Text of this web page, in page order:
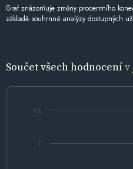
Graf znázorňuje změny procentního
základě souhrnné analýzy dostupných
Součet všech hodnocenív
7
7.5